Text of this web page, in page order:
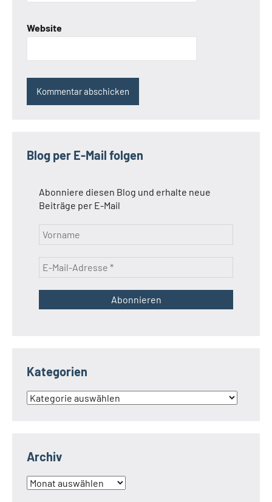
Website
Blog per E-Mail folgen
Abonniere diesen Blog und erhalte neue
Beiträge per E-Mail
Kategorien
Kategorien
Archiv
Archiv